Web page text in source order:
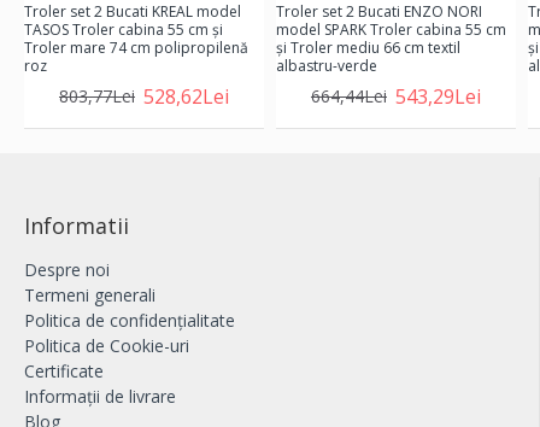
Troler set 2 Bucati KREAL model
TASOS Troler cabina 55 cm şi
Troler mare 74 cm polipropilenă
roz
528,62Lei
803,77Lei
Troler set 2 Bucati ENZO NORI
model SPARK Troler cabina 55 cm
şi Troler mediu 66 cm textil
albastru-verde
543,29Lei
664,44Lei
Informatii
Despre noi
Termeni generali
Politica de confidențialitate
Politica de Cookie-uri
Certificate
Informații de livrare
Blog